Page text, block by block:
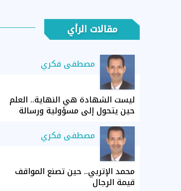
مقالات الرأي
مصطفى فكري
ليست الشهادة هي النهاية.. العلم
حين يتحول إلى مسؤولية ورسالة
مصطفى فكري
محمد الإتربي.. حين تصنع المواقف
قيمة الرجال